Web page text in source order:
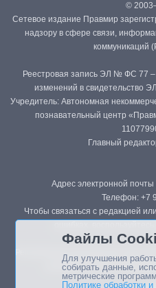
©
Сетевое издание Правмир
надзору в сфере связи,
коммуникаций
Реестровая запись ЭЛ № ФС 77 –
изменений в свидетельство
Учредитель: Автономная
познавательный центр
Главный
Адрес электронной почты
Телефон: +7
Чтобы связаться с редакцией
Републикация материалов сайта в
возможна только с
Файлы
Для улучшения
собирать данные,
метрические
Политике обработки